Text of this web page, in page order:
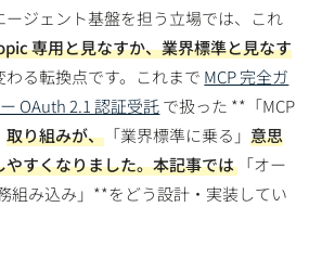
ージェント基盤を担う立場では、これ
専用と見なすか、業界標準と見なす
わる転換点です。これまで MCP 完全ガ
OAuth 2.1 認証受託で扱った **「MCP
取り組みが、 「業界標準に乗る」意思
やすくなりました。本記事では 「オー
組み込み」**をどう設計・実装してい